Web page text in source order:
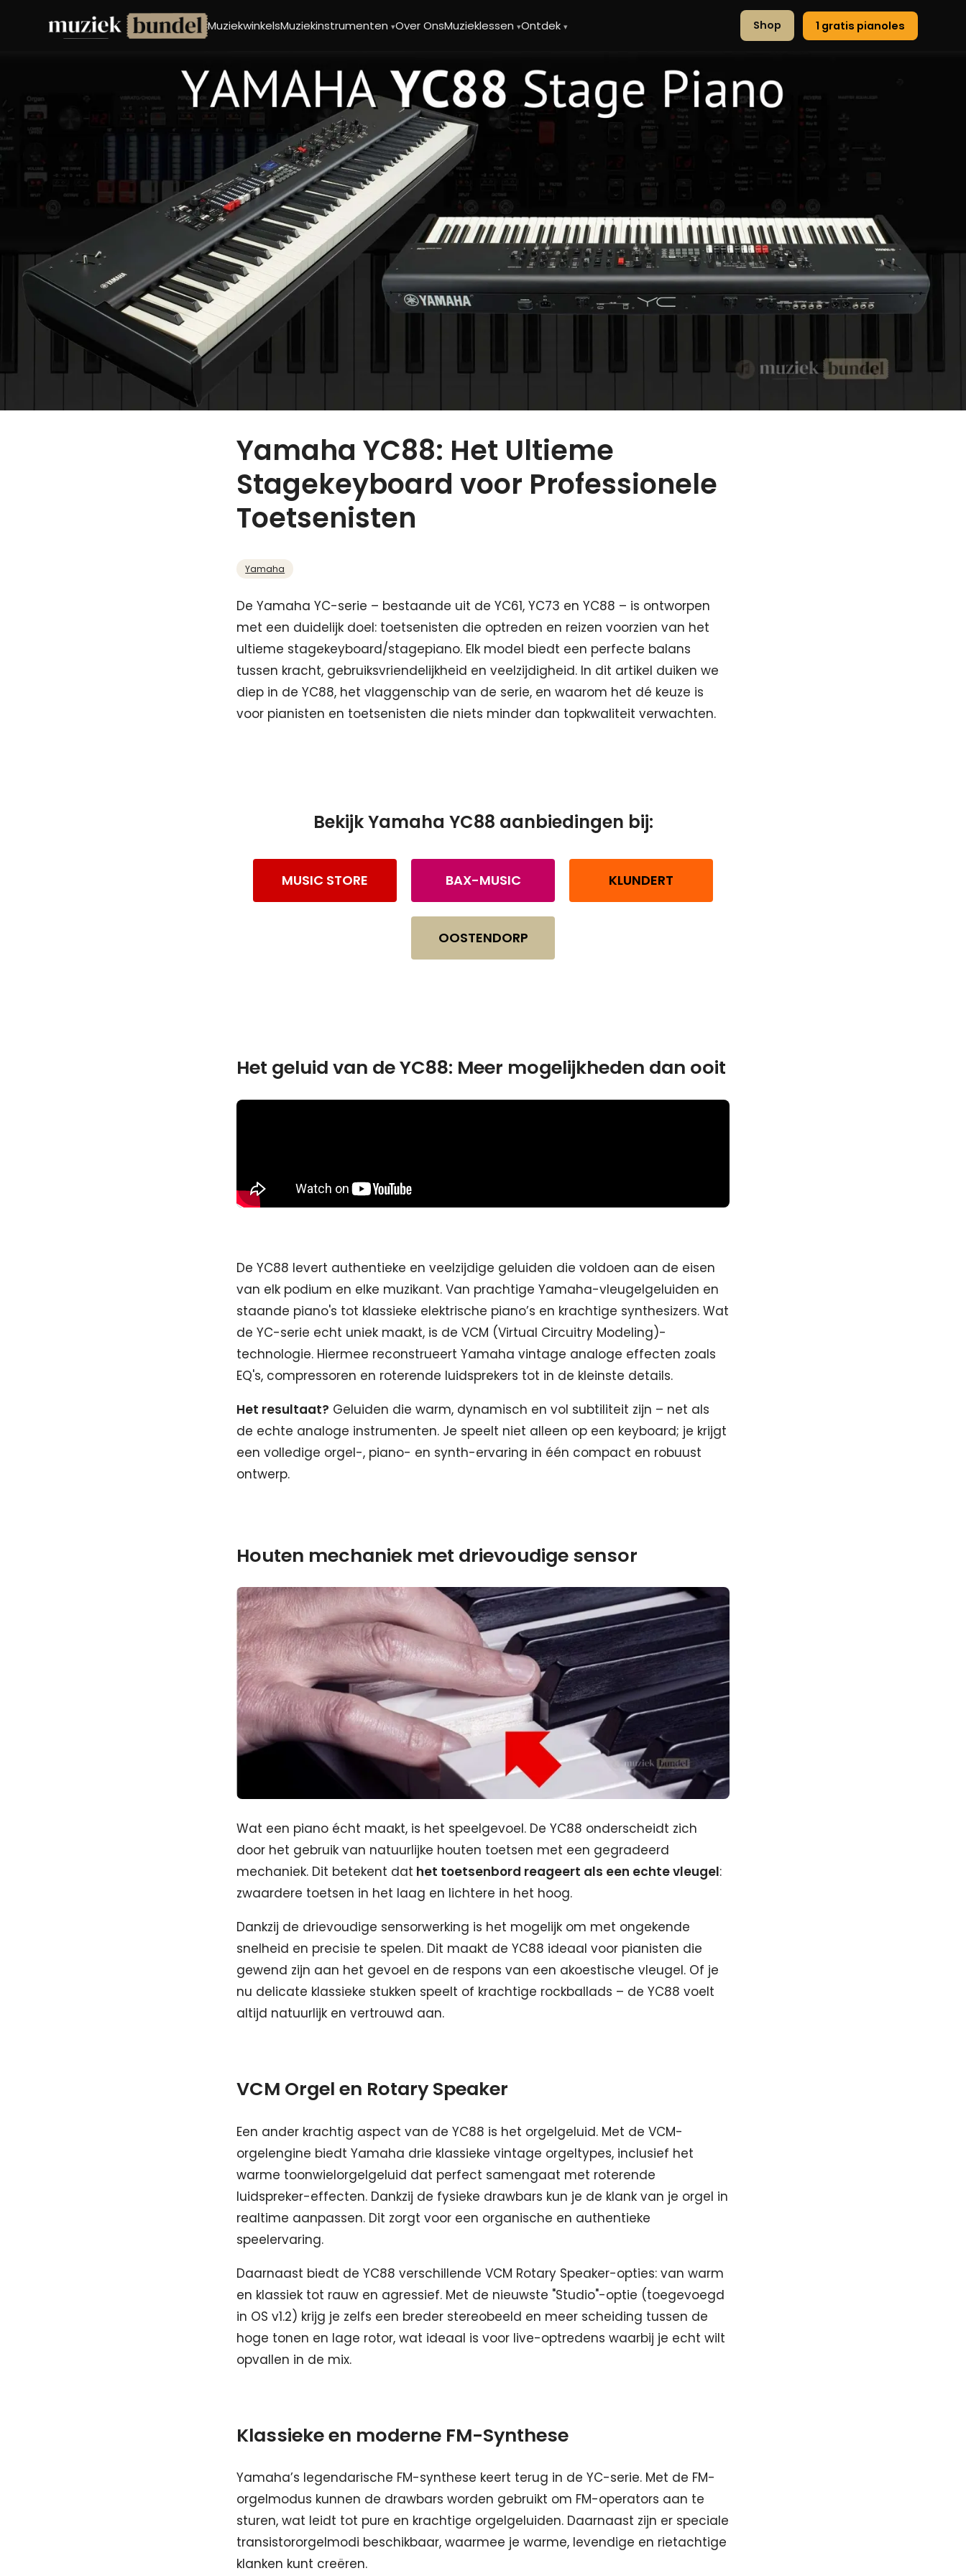
MuziekwinkelsMuziekinstrumenten▾Over OnsMuzieklessen▾Ontdek▾ Shop 1 gratis pianoles
Yamaha YC88: Het Ultieme
Stagekeyboard voor Professionele
Toetsenisten
Yamaha
De Yamaha YC-serie – bestaande uit de YC61, YC73 en YC88 – is ontworpen
met een duidelijk doel: toetsenisten die optreden en reizen voorzien van het
ultieme stagekeyboard/stagepiano. Elk model biedt een perfecte balans
tussen kracht, gebruiksvriendelijkheid en veelzijdigheid. In dit artikel duiken we
diep in de YC88, het vlaggenschip van de serie, en waarom het dé keuze is
voor pianisten en toetsenisten die niets minder dan topkwaliteit verwachten.
Bekijk Yamaha YC88 aanbiedingen bij:
MUSIC STORE BAX-MUSIC KLUNDERT
OOSTENDORP
Het geluid van de YC88: Meer mogelijkheden dan ooit
De YC88 levert authentieke en veelzijdige geluiden die voldoen aan de eisen
van elk podium en elke muzikant. Van prachtige Yamaha-vleugelgeluiden en
staande piano's tot klassieke elektrische piano’s en krachtige synthesizers. Wat
de YC-serie echt uniek maakt, is de VCM (Virtual Circuitry Modeling)-
technologie. Hiermee reconstrueert Yamaha vintage analoge effecten zoals
EQ's, compressoren en roterende luidsprekers tot in de kleinste details.
Het resultaat? Geluiden die warm, dynamisch en vol subtiliteit zijn – net als
de echte analoge instrumenten. Je speelt niet alleen op een keyboard; je krijgt
een volledige orgel-, piano- en synth-ervaring in één compact en robuust
ontwerp.
Houten mechaniek met drievoudige sensor
Wat een piano écht maakt, is het speelgevoel. De YC88 onderscheidt zich
door het gebruik van natuurlijke houten toetsen met een gegradeerd
mechaniek. Dit betekent dat het toetsenbord reageert als een echte vleugel:
zwaardere toetsen in het laag en lichtere in het hoog.
Dankzij de drievoudige sensorwerking is het mogelijk om met ongekende
snelheid en precisie te spelen. Dit maakt de YC88 ideaal voor pianisten die
gewend zijn aan het gevoel en de respons van een akoestische vleugel. Of je
nu delicate klassieke stukken speelt of krachtige rockballads – de YC88 voelt
altijd natuurlijk en vertrouwd aan.
VCM Orgel en Rotary Speaker
Een ander krachtig aspect van de YC88 is het orgelgeluid. Met de VCM-
orgelengine biedt Yamaha drie klassieke vintage orgeltypes, inclusief het
warme toonwielorgelgeluid dat perfect samengaat met roterende
luidspreker-effecten. Dankzij de fysieke drawbars kun je de klank van je orgel in
realtime aanpassen. Dit zorgt voor een organische en authentieke
speelervaring.
Daarnaast biedt de YC88 verschillende VCM Rotary Speaker-opties: van warm
en klassiek tot rauw en agressief. Met de nieuwste "Studio"-optie (toegevoegd
in OS v1.2) krijg je zelfs een breder stereobeeld en meer scheiding tussen de
hoge tonen en lage rotor, wat ideaal is voor live-optredens waarbij je echt wilt
opvallen in de mix.
Klassieke en moderne FM-Synthese
Yamaha’s legendarische FM-synthese keert terug in de YC-serie. Met de FM-
orgelmodus kunnen de drawbars worden gebruikt om FM-operators aan te
sturen, wat leidt tot pure en krachtige orgelgeluiden. Daarnaast zijn er speciale
transistororgelmodi beschikbaar, waarmee je warme, levendige en rietachtige
klanken kunt creëren.